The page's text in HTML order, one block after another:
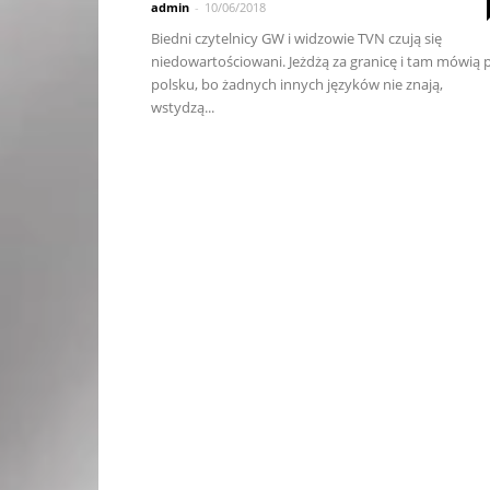
admin - 10/06/2018
Biedni czytelnicy GW i widzowie TVN czują się
niedowartościowani. Jeżdżą za granicę i tam mówią
polsku, bo żadnych innych języków nie znają,
wstydzą...